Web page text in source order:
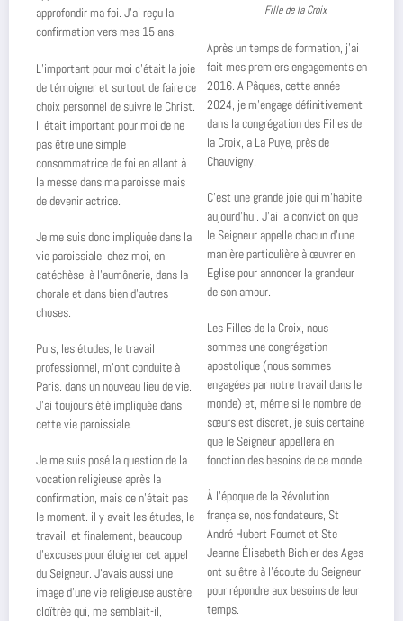
approfondir ma foi. J’ai reçu la
confirmation vers mes 15 ans.
L’important pour moi c’était la joie
de témoigner et surtout de faire ce
choix personnel de suivre le Christ.
Il était important pour moi de ne
pas être une simple
consommatrice de foi en allant à
la messe dans ma paroisse mais
de devenir actrice.
Je me suis donc impliquée dans la
vie paroissiale, chez moi, en
catéchèse, à l’aumônerie, dans la
chorale et dans bien d’autres
choses.
Puis, les études, le travail
professionnel, m’ont conduite à
Paris. dans un nouveau lieu de vie.
J’ai toujours été impliquée dans
cette vie paroissiale.
Je me suis posé la question de la
vocation religieuse après la
confirmation, mais ce n’était pas
le moment. il y avait les études, le
travail, et finalement, beaucoup
d’excuses pour éloigner cet appel
du Seigneur. J’avais aussi une
image d’une vie religieuse austère,
cloîtrée qui, me semblait-il,
Fille de la Croix
Après un temps de formation, j’ai
fait mes premiers engagements en
2016. A Pâques, cette année
2024, je m’engage définitivement
dans la congrégation des Filles de
la Croix, a La Puye, près de
Chauvigny.
C’est une grande joie qui m’habite
aujourd’hui. J’ai la conviction que
le Seigneur appelle chacun d’une
manière particulière à œuvrer en
Eglise pour annoncer la grandeur
de son amour.
Les Filles de la Croix, nous
sommes une congrégation
apostolique (nous sommes
engagées par notre travail dans le
monde) et, même si le nombre de
sœurs est discret, je suis certaine
que le Seigneur appellera en
fonction des besoins de ce monde.
À l’époque de la Révolution
française, nos fondateurs, St
André Hubert Fournet et Ste
Jeanne Élisabeth Bichier des Ages
ont su être à l’écoute du Seigneur
pour répondre aux besoins de leur
temps.